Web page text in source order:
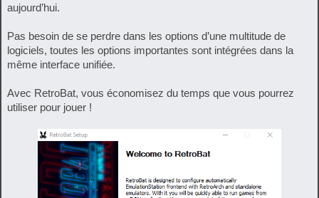
aujourd’hui.
Pas besoin de se perdre dans les options d’une multitude de
logiciels, toutes les options importantes sont intégrées dans la
même interface unifiée.
Avec RetroBat, vous économisez du temps que vous pourrez
utiliser pour jouer !